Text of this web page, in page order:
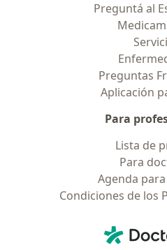
Preguntá al
Preguntas
Aplicación
Para
Lista de
Para
Agenda
Condiciones de los